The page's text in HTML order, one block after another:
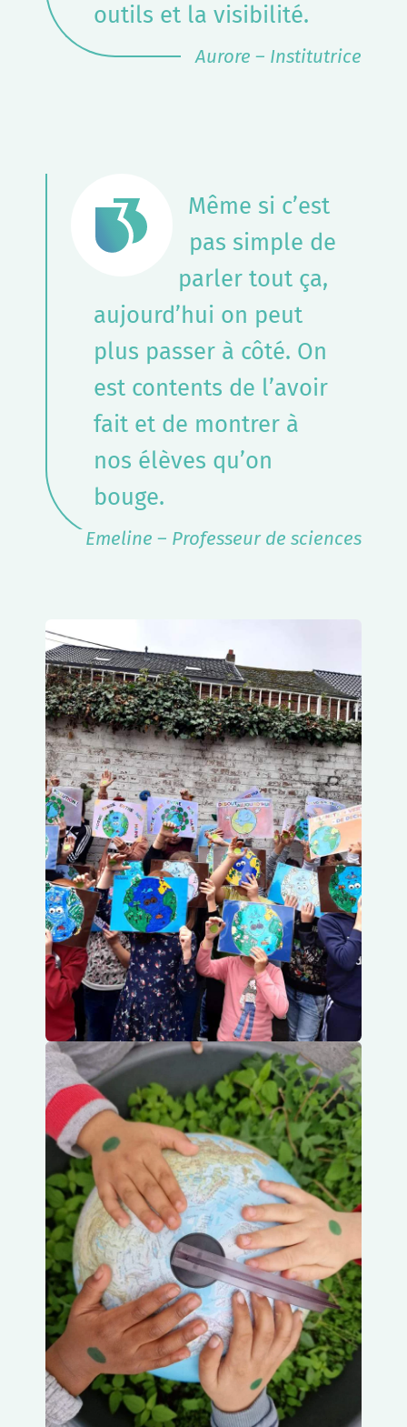
outils et la visibilité.
Aurore – Institutrice
Même si c’est
pas simple de
parler tout ça,
aujourd’hui on peut
plus passer à côté. On
est contents de l’avoir
fait et de montrer à
nos élèves qu’on
bouge.
Emeline – Professeur de sciences